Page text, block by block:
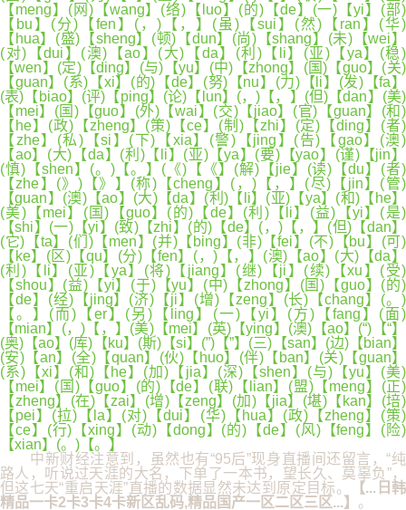
【meng】(网)【wang】(络)【luo】(的)【de】(一)【yi】(部)
【bu】(分)【fen】(，)【，】(虽)【sui】(然)【ran】(华)
【hua】(盛)【sheng】(顿)【dun】(尚)【shang】(未)【wei】
(对)【dui】(澳)【ao】(大)【da】(利)【li】(亚)【ya】(稳)
【wen】(定)【ding】(与)【yu】(中)【zhong】(国)【guo】(关)
【guan】(系)【xi】(的)【de】(努)【nu】(力)【li】(发)【fa】
(表)【biao】(评)【ping】(论)【lun】(，)【，】(但)【dan】(美)
【mei】(国)【guo】(外)【wai】(交)【jiao】(官)【guan】(和)
【he】(政)【zheng】(策)【ce】(制)【zhi】(定)【ding】(者)
【zhe】(私)【si】(下)【xia】(警)【jing】(告)【gao】(澳)
【ao】(大)【da】(利)【li】(亚)【ya】(要)【yao】(谨)【jin】
(慎)【shen】(。)【。】(《)【《】(解)【jie】(读)【du】(者)
【zhe】(》)【》】(称)【cheng】(，)【，】(尽)【jin】(管)
【guan】(澳)【ao】(大)【da】(利)【li】(亚)【ya】(和)【he】
(美)【mei】(国)【guo】(的)【de】(利)【li】(益)【yi】(是)
【shi】(一)【yi】(致)【zhi】(的)【de】(，)【，】(但)【dan】
(它)【ta】(们)【men】(并)【bing】(非)【fei】(不)【bu】(可)
【ke】(区)【qu】(分)【fen】(，)【，】(澳)【ao】(大)【da】
(利)【li】(亚)【ya】(将)【jiang】(继)【ji】(续)【xu】(受)
【shou】(益)【yi】(于)【yu】(中)【zhong】(国)【guo】(的)
【de】(经)【jing】(济)【ji】(增)【zeng】(长)【chang】(。)
【。】(而)【er】(另)【ling】(一)【yi】(方)【fang】(面)
【mian】(，)【，】(美)【mei】(英)【ying】(澳)【ao】(“)【“】
(奥)【ao】(库)【ku】(斯)【si】(”)【”】(三)【san】(边)【bian】
(安)【an】(全)【quan】(伙)【huo】(伴)【ban】(关)【guan】
(系)【xi】(和)【he】(加)【jia】(深)【shen】(与)【yu】(美)
【mei】(国)【guo】(的)【de】(联)【lian】(盟)【meng】(正)
【zheng】(在)【zai】(增)【zeng】(加)【jia】(堪)【kan】(培)
【pei】(拉)【la】(对)【dui】(华)【hua】(政)【zheng】(策)
【ce】(行)【xing】(动)【dong】(的)【de】(风)【feng】(险)
【xian】(。)【。】
中新财经注意到，虽然也有“95后”现身直播间还留言，“纯
路人，听说过天涯的大名，下单了一本书，望长久、莫辜负”，
但这七天“重启天涯”直播的数据显然未达到原定目标。
【...日韩
精品一卡2卡3卡4卡新区乱码,精品国产一区二区三区...】 。